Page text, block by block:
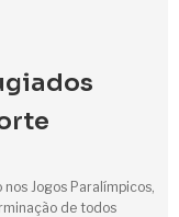
Jogos Paralímpicos,
de todos